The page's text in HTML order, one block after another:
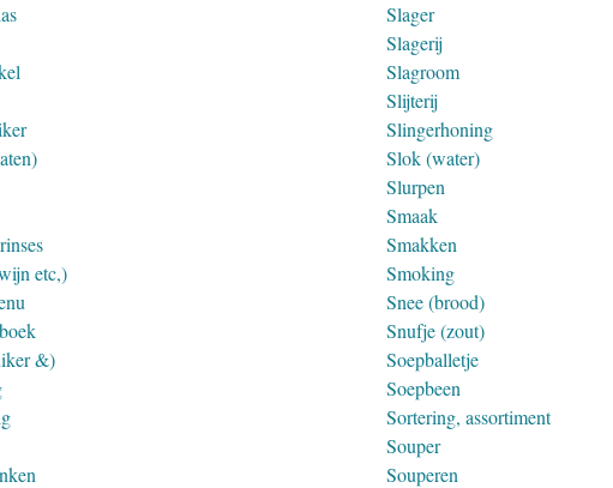
etc,)
&)
Slager
Slagerij
Slagroom
Slijterij
Slingerhoning
Slok (water)
Slurpen
Smaak
Smakken
Smoking
Snee (brood)
Snufje (zout)
Soepballetje
Soepbeen
Sortering, assortiment
Souper
Souperen